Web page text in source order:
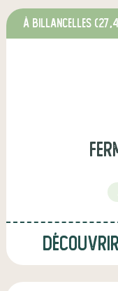
à BILLANCELLES
Découvrir